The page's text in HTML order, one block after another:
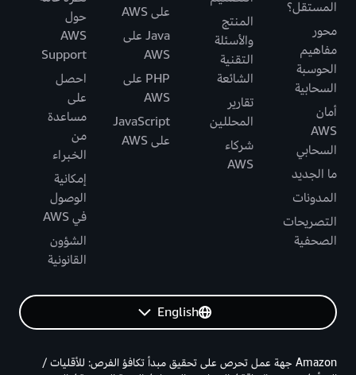
المستقل؟
محور
مفاهيم
الحوسبة
السحابية
أمان
AWS
السحابي
ما الجديد
المدونات
التصريحات
الصحفية
المنتج
والأسئلة
التقنية
الشائعة
تقارير
المحللين
شركاء
AWS
على AWS
Java على
AWS
PHP على
AWS
JavaScript
على AWS
حول
AWS
Support
احصل
على
مساعدة
من
الخبراء
إمكانية
الوصول
في AWS
الشؤون
القانونية
English
Amazon جهة عمل تحرص على تحقيق مبدأ تكافؤ الفرص: للأقليات /